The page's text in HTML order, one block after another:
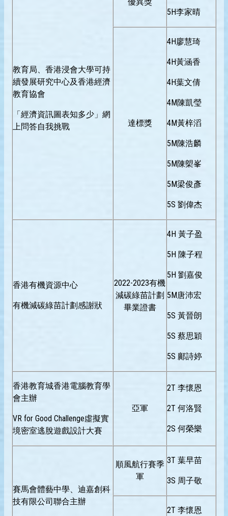
教育局、香港浸會大學可持
續發展研究中心及香港經濟
教育協會
「經濟資訊圖表知多少」網
上問答自我挑戰
5H李家晴
達標獎
4H廖慧琦
4H黃涵香
4H葉文倩
4M陳凱瑩
4M黃梓滔
5M陳浩麟
5M陳㮾峯
5M梁俊彥
5S 劉偉杰
香港有機資源中心
有機減碳綠苗計劃感謝狀
2022-2023有機
減碳綠苗計劃
畢業證書
4H 黃子盈
5H 陳子程
5H 劉嘉俊
5M唐沛宏
5S 黃晉朗
5S 蔡思穎
5S 鄺詩婷
香港教育城香港電腦教育學
會主辦
VR for Good Challenge虛擬實
境密室逃脫遊戲設計大賽
亞軍
2T 李懷恩
2T 何洛賢
2S 何榮樂
賽馬會體藝中學、迪嘉創科
技有限公司聯合主辦
順風航行賽季
軍
3T 葉早苗
3S 周子敬
2T 李懷恩